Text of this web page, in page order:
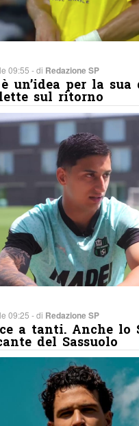
09:55 - di Redazione SP
un’idea per la
sul ritorno
09:25 - di Redazione SP
a tanti. Anche lo
del Sassuolo